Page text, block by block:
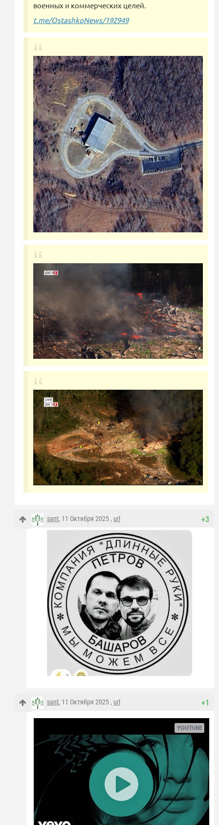
военных и коммерческих целей.
t.me/OstashkoNews/192949
+3
sant, 11 Октября 2025 , url
+1
sant, 11 Октября 2025 , url